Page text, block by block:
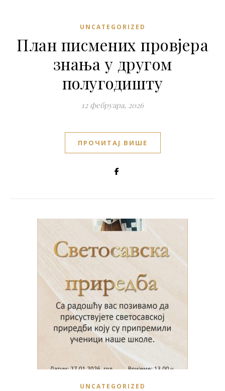
UNCATEGORIZED
План писмених провјера
знања у другом
полугодишту
12 фебруара, 2026
ПРОЧИТАЈ ВИШЕ
UNCATEGORIZED